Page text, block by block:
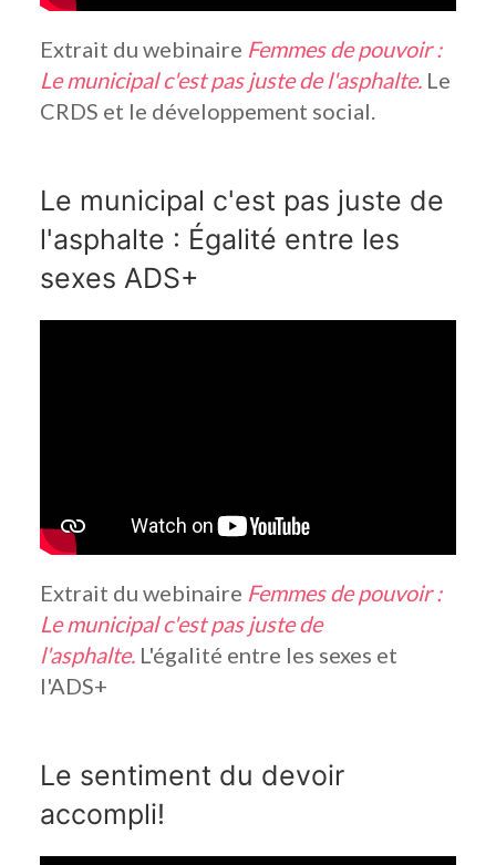
Extrait du webinaire Femmes de pouvoir :
Le municipal c'est pas juste de l'asphalte.Le
CRDS et le développement social.
Le municipal c'est pas juste de
l'asphalte : Égalité entre les
sexes ADS+
Extrait du webinaire Femmes de pouvoir :
Le municipal c'est pas juste de
l'asphalte.L'égalité entre les sexes et
l'ADS+
Le sentiment du devoir
accompli!